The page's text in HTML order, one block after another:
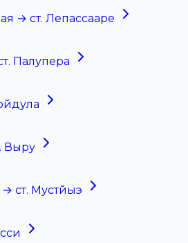
→ ст. Лепассааре
Палупера
Выру
ст. Мустйыэ